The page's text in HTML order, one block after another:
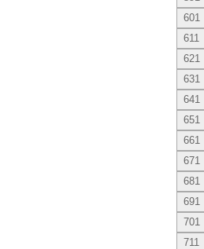
601
611
621
631
641
651
661
671
681
691
701
711